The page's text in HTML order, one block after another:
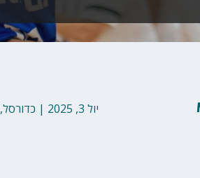
יול 3, 2025 | כדורסל,